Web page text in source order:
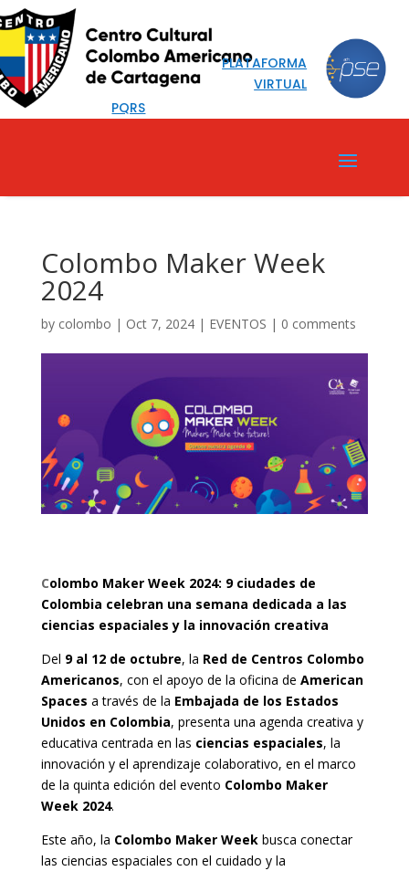
PQRS
PLATAFORMA
VIRTUAL
Colombo Maker Week
2024
by colombo | Oct 7, 2024| EVENTOS | 0 comments
Colombo Maker Week 2024: 9 ciudades de
Colombia celebran una semana dedicada a las
ciencias espaciales y la innovación creativa
Del 9 al 12 de octubre, la Red de Centros Colombo
Americanos, con el apoyo de la oficina de American
Spaces a través de la Embajada de los Estados
Unidos en Colombia, presenta una agenda creativa y
educativa centrada en las ciencias espaciales, la
innovación y el aprendizaje colaborativo, en el marco
de la quinta edición del evento Colombo Maker
Week 2024.
Este año, la Colombo Maker Weekbusca conectar
las ciencias espaciales con el cuidado y la